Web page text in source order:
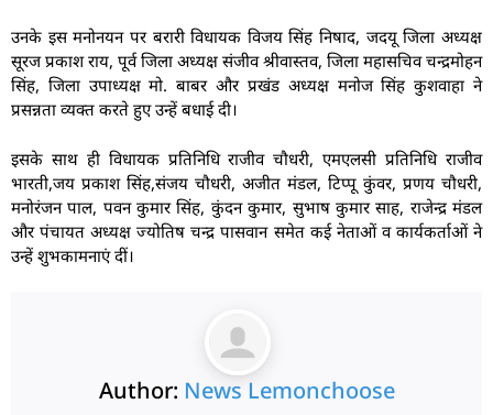
उनके इस मनोनयन पर बरारी विधायक विजय सिंह निषाद, जदयू जिला अध्यक्ष
सूरज प्रकाश राय, पूर्व जिला अध्यक्ष संजीव श्रीवास्तव, जिला महासचिव चन्द्रमोहन
सिंह, जिला उपाध्यक्ष मो. बाबर और प्रखंड अध्यक्ष मनोज सिंह कुशवाहा ने
प्रसन्नता व्यक्त करते हुए उन्हें बधाई दी।
इसके साथ ही विधायक प्रतिनिधि राजीव चौधरी, एमएलसी प्रतिनिधि राजीव
भारती,जय प्रकाश सिंह,संजय चौधरी, अजीत मंडल, टिप्पू कुंवर, प्रणय चौधरी,
मनोरंजन पाल, पवन कुमार सिंह, कुंदन कुमार, सुभाष कुमार साह, राजेन्द्र मंडल
और पंचायत अध्यक्ष ज्योतिष चन्द्र पासवान समेत कई नेताओं व कार्यकर्ताओं ने
उन्हें शुभकामनाएं दीं।
Author: News Lemonchoose